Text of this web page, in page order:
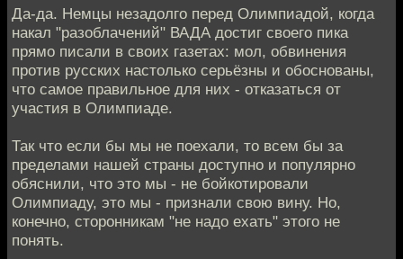
Да-да. Немцы незадолго перед Олимпиадой, когда
накал "разоблачений" ВАДА достиг своего пика
прямо писали в своих газетах: мол, обвинения
против русских настолько серьёзны и обоснованы,
что самое правильное для них - отказаться от
участия в Олимпиаде.
Так что если бы мы не поехали, то всем бы за
пределами нашей страны доступно и популярно
обяснили, что это мы - не бойкотировали
Олимпиаду, это мы - признали свою вину. Но,
конечно, сторонникам "не надо ехать" этого не
понять.